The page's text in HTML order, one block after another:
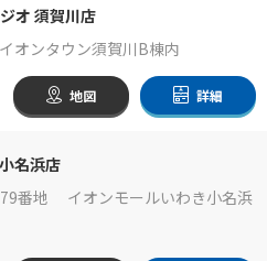
オ 須賀川店
オンタウン須賀川B棟内
地図 詳細
名浜店
番地 イオンモールいわき小名浜